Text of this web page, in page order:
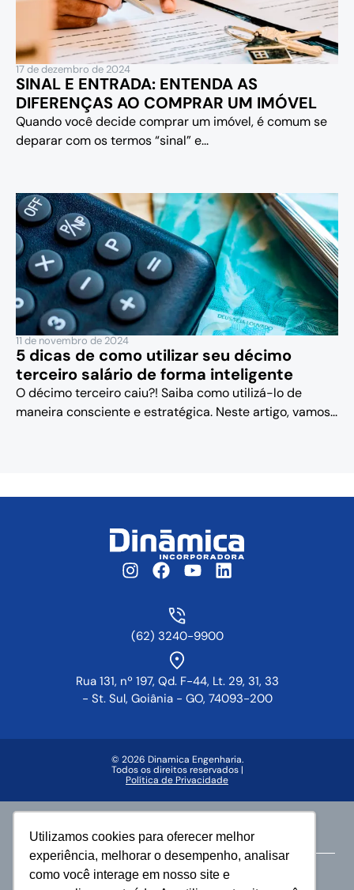
Utilizamos cookies para oferecer melhor
experiência, melhorar o desempenho, analisar
como você interage em nosso site e
17 de dezembro de 2024
SINAL E ENTRADA: ENTENDA AS
DIFERENÇAS AO COMPRAR UM IMÓVEL
Quando você decide comprar um imóvel, é comum se
deparar com os termos “sinal” e...
11 de novembro de 2024
5 dicas de como utilizar seu décimo
terceiro salário de forma inteligente
O décimo terceiro caiu?! Saiba como utilizá-lo de
maneira consciente e estratégica. Neste artigo, vamos...
(62) 3240-9900
Rua 131, nº 197, Qd. F-44, Lt. 29, 31, 33
- St. Sul, Goiânia - GO, 74093-200
© 2026 Dinamica Engenharia.
Todos os direitos reservados |
Política de Privacidade
Área do Corretor